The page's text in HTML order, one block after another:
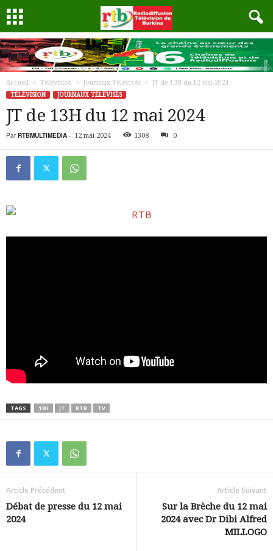
Accueil Télévision Journaux Télévisés
JT de 13H du 12 mai 2024
TÉLÉVISION
JOURNAUX TÉLÉVISÉS
JT de 13H du 12 mai 2024
Par RTBMULTIMEDIA - 12 mai 2024 1308 0
TAGS 13H JT RTB TV
Article Précédent
Débat de presse du 12 mai
2024
Article Suivant
Sur la Brèche du 12 mai
2024 avec Dr Dibi Alfred
MILLOGO